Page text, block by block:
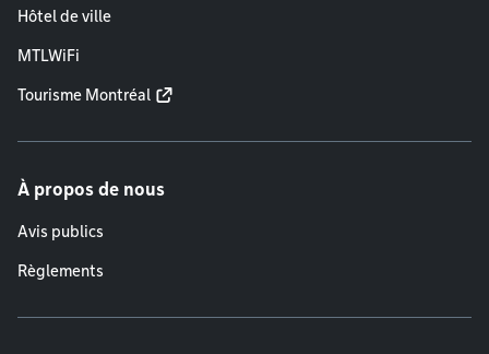
Hôtel de ville
MTLWiFi
Tourisme Montréal
À propos de nous
Avis publics
Règlements